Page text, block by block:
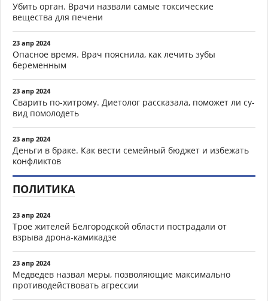
Убить орган. Врачи назвали самые токсические
вещества для печени
23 апр 2024
Опасное время. Врач пояснила, как лечить зубы
беременным
23 апр 2024
Сварить по-хитрому. Диетолог рассказала, поможет ли су-
вид помолодеть
23 апр 2024
Деньги в браке. Как вести семейный бюджет и избежать
конфликтов
ПОЛИТИКА
23 апр 2024
Трое жителей Белгородской области пострадали от
взрыва дрона-камикадзе
23 апр 2024
Медведев назвал меры, позволяющие максимально
противодействовать агрессии